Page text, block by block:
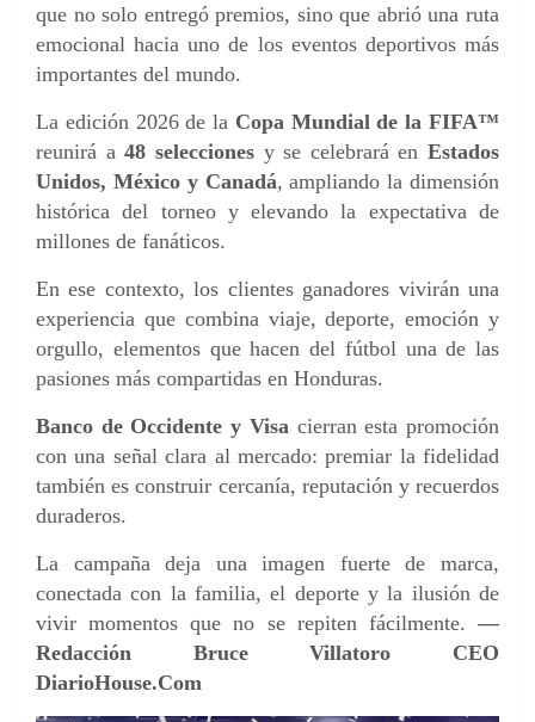
que no solo entregó premios, sino que abrió una ruta
emocional hacia uno de los eventos deportivos más
importantes del mundo.
La edición 2026 de la Copa Mundial de la FIFA™
reunirá a48 seleccionesy se celebrará en Estados
Unidos, México y Canadá, ampliando la dimensión
histórica del torneo y elevando la expectativa de
millones de fanáticos.
En ese contexto, los clientes ganadores vivirán una
experiencia que combina viaje, deporte, emoción y
orgullo, elementos que hacen del fútbol una de las
pasiones más compartidas en Honduras.
Banco de Occidente y Visacierran esta promoción
con una señal clara al mercado: premiar la fidelidad
también es construir cercanía, reputación y recuerdos
duraderos.
La campaña deja una imagen fuerte de marca,
conectada con la familia, el deporte y la ilusión de
vivir momentos que no se repiten fácilmente. —
Redacción Bruce Villatoro CEO
DiarioHouse.Com